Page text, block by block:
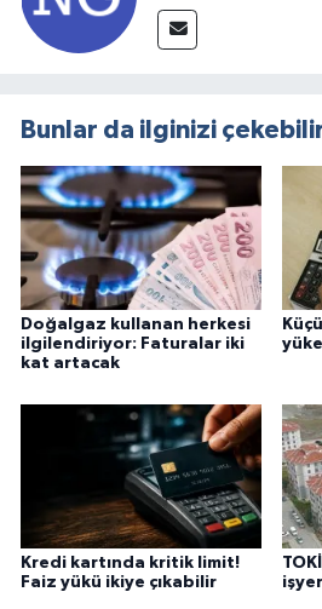
Bunlar da ilginizi
Doğalgaz kullanan herkesi
ilgilendiriyor: Faturalar iki
kat artacak
Kredi kartında kritik limit!
Faiz yükü ikiye çıkabilir